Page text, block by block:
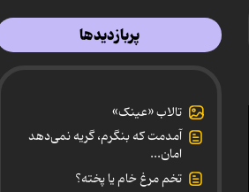
پربازدیدها
تالاب «عینک»
آمدمت که بنگرم، گریه نمی‌دهد
امان...
تخم مرغ خام یا پخته؟